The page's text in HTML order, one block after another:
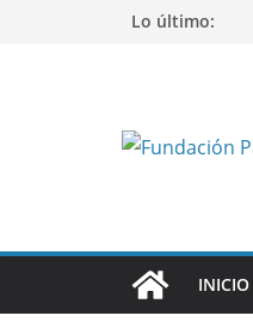
Lo último:
INICIO